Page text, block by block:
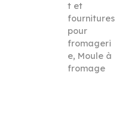
t et
fournitures
pour
fromageri
e, Moule à
fromage